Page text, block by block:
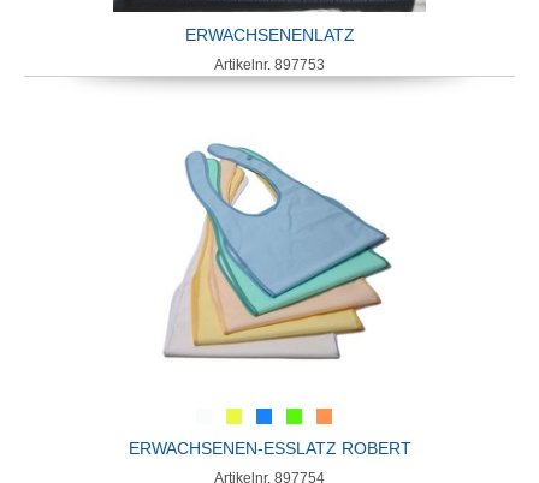
ERWACHSENENLATZ
Artikelnr. 897753
ERWACHSENEN-ESSLATZ ROBERT
Artikelnr. 897754